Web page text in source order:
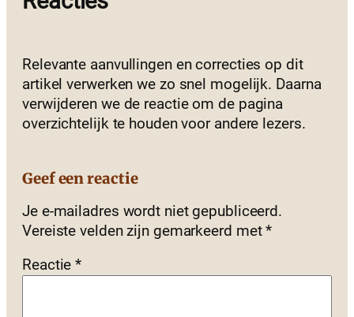
Relevante aanvullingen en correcties op dit
artikel verwerken we zo snel mogelijk. Daarna
verwijderen we de reactie om de pagina
overzichtelijk te houden voor andere lezers.
Geef een reactie
Je e-mailadres wordt niet gepubliceerd.
Vereiste velden zijn gemarkeerd met*
Reactie*